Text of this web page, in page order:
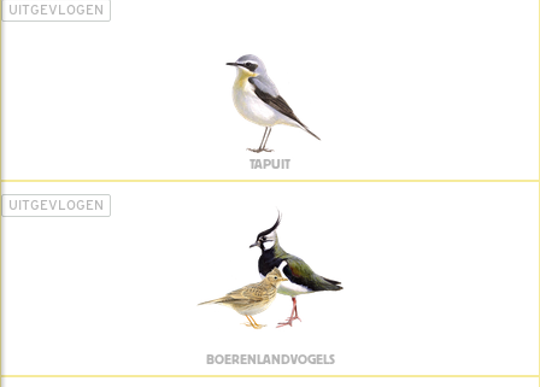
UITGEVLOGEN
TAPUIT
UITGEVLOGEN
BOERENLANDVOGELS